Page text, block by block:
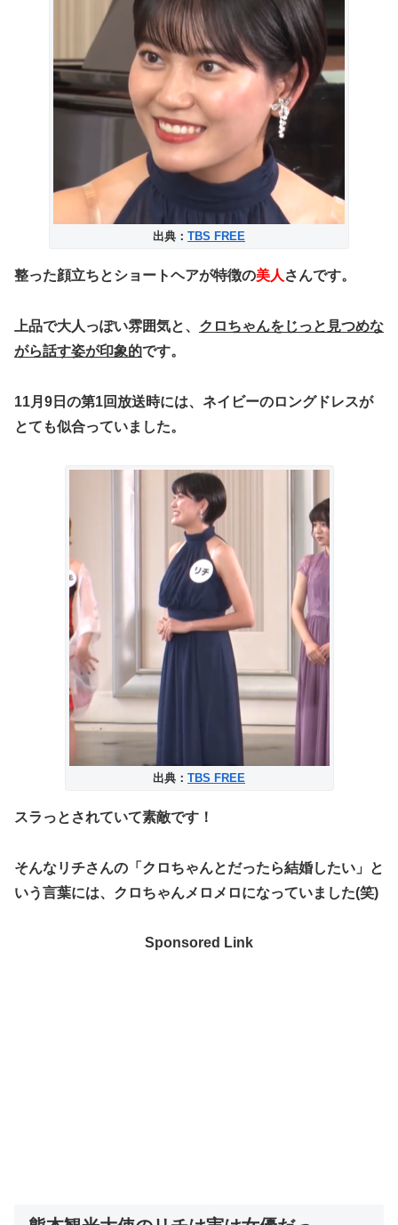
出典： TBS FREE
整った顔立ちとショートヘアが特徴の美人 さんです。
上品で大人っぽい雰囲気と、 クロちゃんをじっと見つめな
がら話す姿が印象的です。
11月9日の第1回放送時には、 ネイビーのロングドレスが
とても似合っていました。
出典： TBS FREE
スラっとされていて素敵です！
そんなリチさんの「クロちゃんとだったら結婚したい」と
いう言葉には、クロちゃんメロメロになっていました(笑)
Sponsored Link